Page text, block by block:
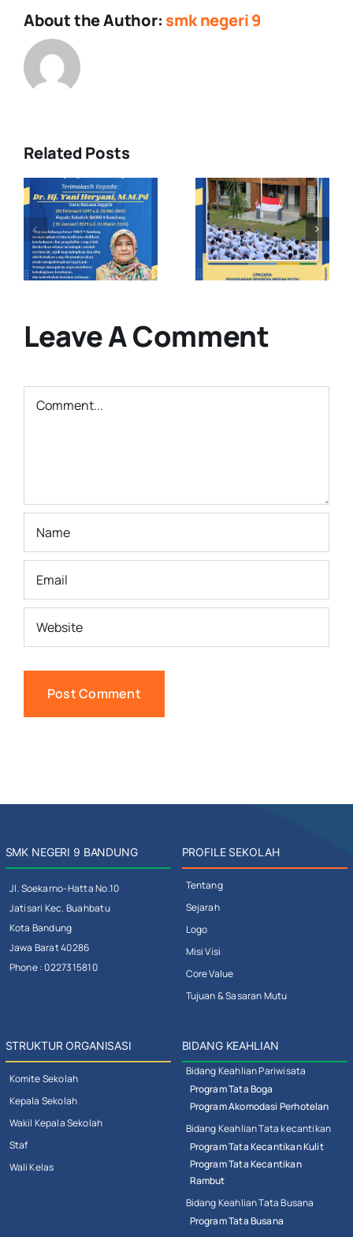
About the Author: smk negeri 9
Related Posts
Upacara
Pengibaran
Bendera
Merah Putih
: Raih lah
Visi atau
Masa Depan
di MPLS
Jawa Barat
Bandung
Leave A Comment
Comment
SMK NEGERI 9 BANDUNG
Jl. Soekarno-Hatta No.10
Jatisari Kec. Buahbatu
Kota Bandung
Jawa Barat 40286
Phone : 0227315810
PROFILE SEKOLAH
Tentang
Sejarah
Logo
Misi Visi
Core Value
Tujuan & Sasaran Mutu
STRUKTUR ORGANISASI
Komite Sekolah
Kepala Sekolah
Wakil Kepala Sekolah
Staf
Wali Kelas
BIDANG KEAHLIAN
Bidang Keahlian Pariwisata
Program Tata Boga
Program Akomodasi Perhotelan
Bidang Keahlian Tata kecantikan
Program Tata Kecantikan Kulit
Program Tata Kecantikan
Rambut
Bidang Keahlian Tata Busana
Program Tata Busana